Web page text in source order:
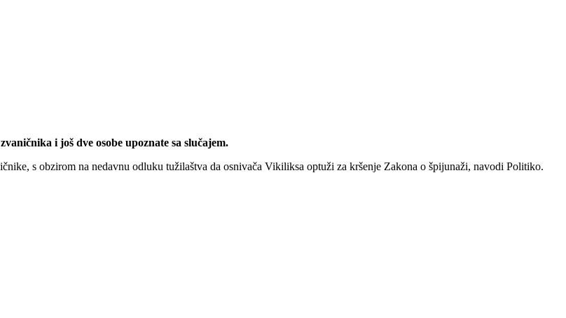
i još dve osobe upoznate sa slučajem.
s obzirom na nedavnu odluku tužilaštva da osnivača Vikiliksa optuži za kršenje Zakona o špijunaži, navodi Politiko.